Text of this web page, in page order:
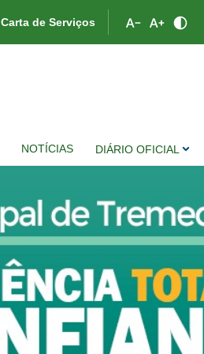
Carta de Serviços
NOTÍCIAS DIÁRIO OFICIAL